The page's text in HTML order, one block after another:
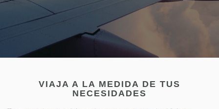
VIAJA A LA MEDIDA DE TUS
NECESIDADES